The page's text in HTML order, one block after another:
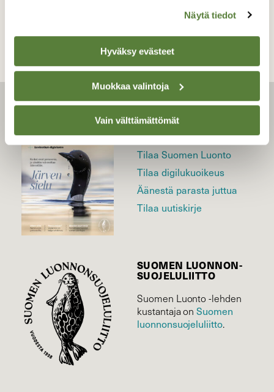
Näytä tiedot
Hyväksy evästeet
Muokkaa valintoja
Vain välttämättömät
LEHTI
Uusin lehti
Tilaa Suomen Luonto
Tilaa digilukuoikeus
Äänestä parasta juttua
Tilaa uutiskirje
SUOMEN LUONNON­
SUOJELU­LIITTO
Suomen Luonto -lehden
kustantaja onSuomen
luonnonsuojelu­liitto.